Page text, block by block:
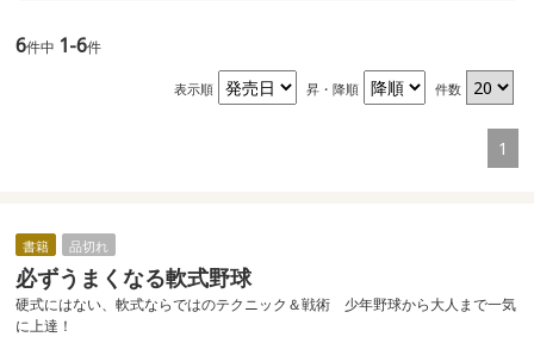
6件中 1-6件
表示順 昇・降順 件数
1
書籍 品切れ
必ずうまくなる軟式野球
硬式にはない、軟式ならではのテクニック＆戦術 少年野球から大人まで一気
に上達！